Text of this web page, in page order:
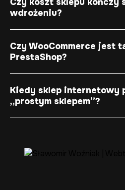
wdrożeniu?
Czy WooCommerce jest
PrestaShop?
Kiedy sklep internetowy
„prostym sklepem”?